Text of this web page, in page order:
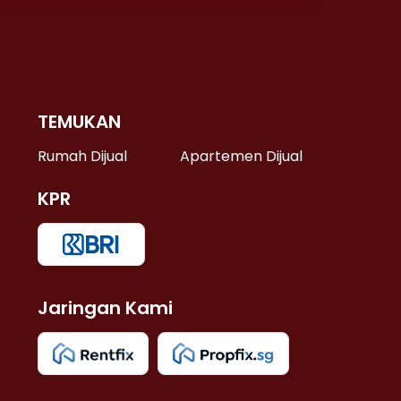
TEMUKAN
Rumah Dijual Apartemen Dijual
KPR
Jaringan Kami